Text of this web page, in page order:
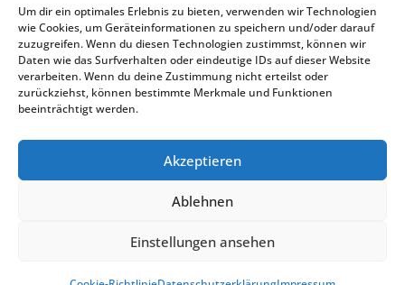
Um dir ein optimales Erlebnis zu bieten, verwenden wir Technologien
wie Cookies, um Geräteinformationen zu speichern und/oder darauf
zuzugreifen. Wenn du diesen Technologien zustimmst, können wir
Daten wie das Surfverhalten oder eindeutige IDs auf dieser Website
verarbeiten. Wenn du deine Zustimmung nicht erteilst oder
zurückziehst, können bestimmte Merkmale und Funktionen
beeinträchtigt werden.
Akzeptieren
Ablehnen
Einstellungen ansehen
9391886wird ebenfalls zu uns umgeleitet.
© 2023 Susi´s Farm. Alle Rechte vorbehalten. |